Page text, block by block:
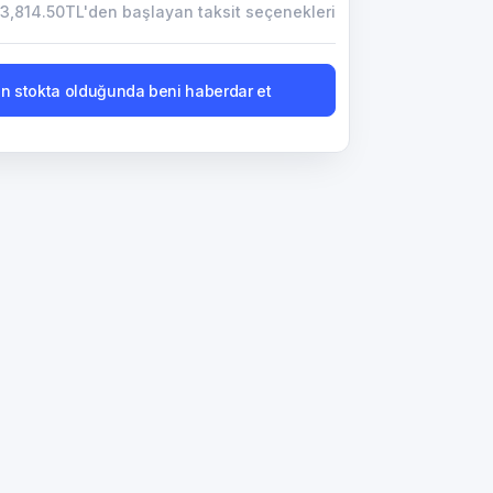
3,814.50TL'den başlayan taksit seçenekleri
stokta olduğunda beni haberdar et